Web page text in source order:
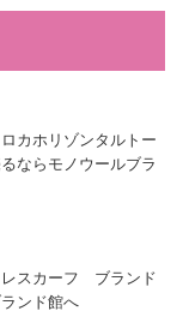
カホリゾンタルトー
ならモノウールブラ
レスカーフ ブランド
ンド館へ